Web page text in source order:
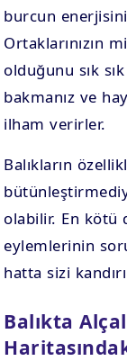
burcun
Ortaklarınızın
olduğunu sık
bakmanız ve
ilham verirler.
Balıkların
olabilir. En kötü
eylemlerinin
hatta sizi
Balıkta